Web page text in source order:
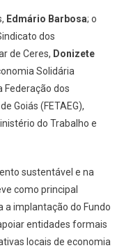
Edmário Barbosa; o
dos
de Ceres, Donizete
Solidária
Federação dos
Goiás (FETAEG),
do Trabalho e
sustentável e na
como principal
a implantação do Fundo
entidades formais
locais de economia